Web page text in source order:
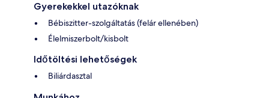
Gyerekekkel utazóknak
Bébiszitter-szolgáltatás (felár ellenében)
Élelmiszerbolt/kisbolt
Időtöltési lehetőségek
Biliárdasztal